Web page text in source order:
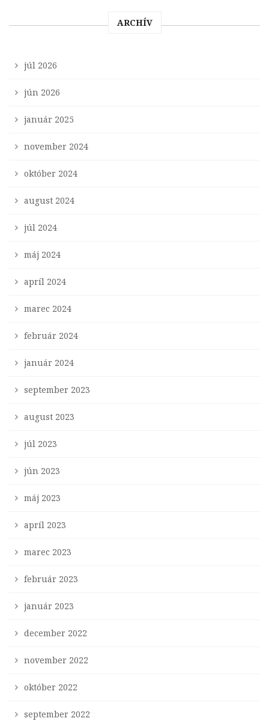
ARCHÍV
júl 2026
jún 2026
január 2025
november 2024
október 2024
august 2024
júl 2024
máj 2024
apríl 2024
marec 2024
február 2024
január 2024
september 2023
august 2023
júl 2023
jún 2023
máj 2023
apríl 2023
marec 2023
február 2023
január 2023
december 2022
november 2022
október 2022
september 2022